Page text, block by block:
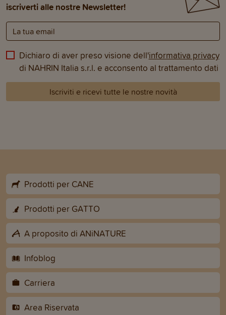
iscriverti alle nostre Newsletter!
Dichiaro di aver preso visione dell'informativa privacy
di NAHRIN Italia s.r.l. e acconsento al trattamento dati
Iscriviti e ricevi tutte le nostre novità
Prodotti per CANE
Prodotti per GATTO
A proposito di ANiNATURE
Infoblog
Carriera
Area Riservata